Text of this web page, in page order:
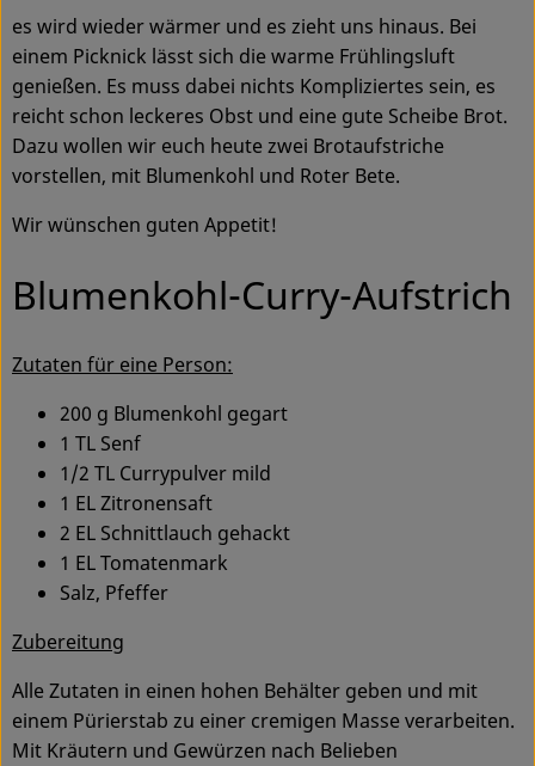
Ökokisten
Obst & Gemüse
Kühltheke
Backwaren
Haltbares
Getränke
So geht's
Über uns
Blog & Aktuelles
Service
es wird wieder wärmer und es zieht uns hinaus. Bei
einem Picknick lässt sich die warme Frühlingsluft
genießen. Es muss dabei nichts Kompliziertes sein, es
reicht schon leckeres Obst und eine gute Scheibe Brot.
Dazu wollen wir euch heute zwei Brotaufstriche
vorstellen, mit Blumenkohl und Roter Bete.
Wir wünschen guten Appetit!
Blumenkohl-Curry-Aufstrich
Zutaten für eine Person:
200 g Blumenkohl gegart
1 TL Senf
1/2 TL Currypulver mild
1 EL Zitronensaft
2 EL Schnittlauch gehackt
1 EL Tomatenmark
Salz, Pfeffer
Zubereitung
Alle Zutaten in einen hohen Behälter geben und mit
einem Pürierstab zu einer cremigen Masse verarbeiten.
Mit Kräutern und Gewürzen nach Belieben